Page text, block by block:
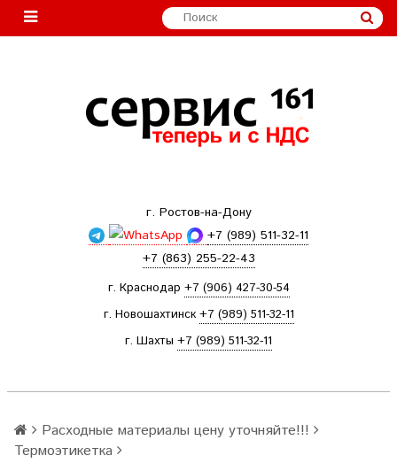
г. Ростов-на-Дону
+7 (989) 511-32-11
+7 (863) 255-22-43
г. Краснодар +7 (906) 427-30-54
г. Новошахтинск +7 (989) 511-32-11
г. Шахты +7 (989) 511-32-11
Расходные материалы цену уточняйте!!!
Термоэтикетка